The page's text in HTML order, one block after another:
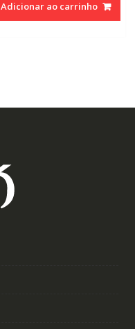
era:
é:
Adicionar ao carrinho